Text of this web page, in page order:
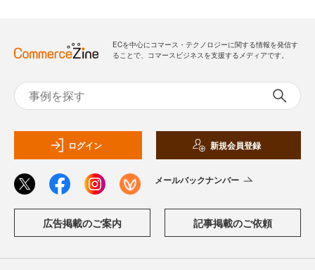
ECを中心にコマース・テクノロジーに関する情報を発信す
ることで、コマースビジネスを支援するメディアです。
ログイン 新規会員登録
メールバックナンバー
広告掲載のご案内 記事掲載のご依頼